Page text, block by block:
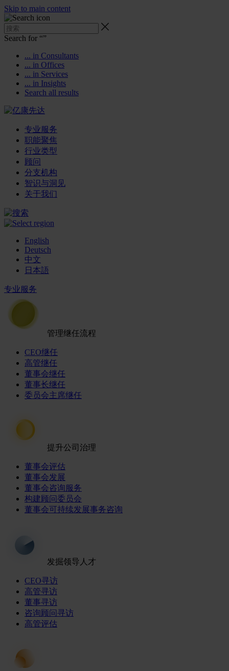
Skip to main content
Search for “”
... in Consultants
... in Offices
... in Services
... in Insights
Search all results
专业服务
职能聚焦
行业类型
顾问
分支机构
智识与洞见
关于我们
English
Deutsch
中文
日本語
专业服务
管理继任流程
CEO继任
高管继任
董事会继任
董事长继任
委员会主席继任
提升公司治理
董事会评估
董事会发展
董事会咨询服务
构建顾问委员会
董事会可持续发展事务咨询
发掘领导人才
CEO寻访
高管寻访
董事寻访
咨询顾问寻访
高管评估